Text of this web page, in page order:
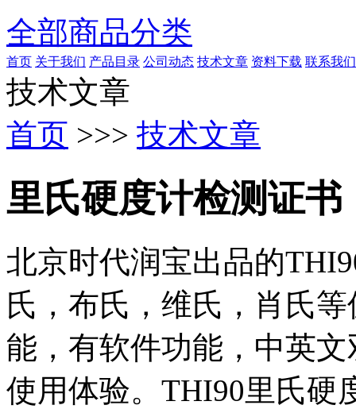
全部商品分类
首页 关于我们 产品目录 公司动态 技术文章 资料下载 联系我们
技术文章
首页 >>> 技术文章
里氏硬度计检测证书
北京时代润宝出品的
氏，布氏，维氏，肖氏
能，有软件功能，中英
使用体验。THI90里氏硬